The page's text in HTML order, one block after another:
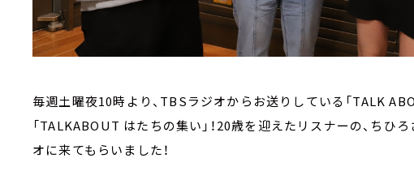
毎週土曜夜10時より、TBSラジオからお送りしている「TALK
「TALKABOUT はたちの集い」！20歳を迎えたリスナーの、ちひ
オに来てもらいました！